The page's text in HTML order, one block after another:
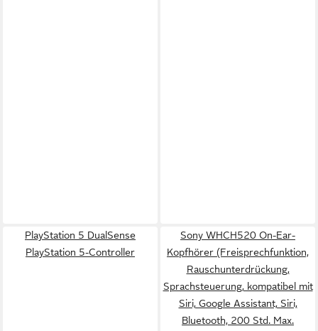
PlayStation 5 DualSense
PlayStation 5-Controller
Sony WHCH520 On-Ear-
Kopfhörer (Freisprechfunktion,
Rauschunterdrückung,
Sprachsteuerung, kompatibel mit
Siri, Google Assistant, Siri,
Bluetooth, 200 Std. Max.